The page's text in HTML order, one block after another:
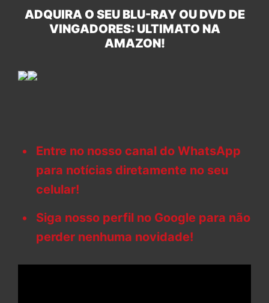
ADQUIRA O SEU BLU-RAY OU DVD DE
VINGADORES: ULTIMATO NA
AMAZON!
Entre no nosso canal do WhatsApp
para notícias diretamente no seu
celular!
Siga nosso perfil no Google para não
perder nenhuma novidade!